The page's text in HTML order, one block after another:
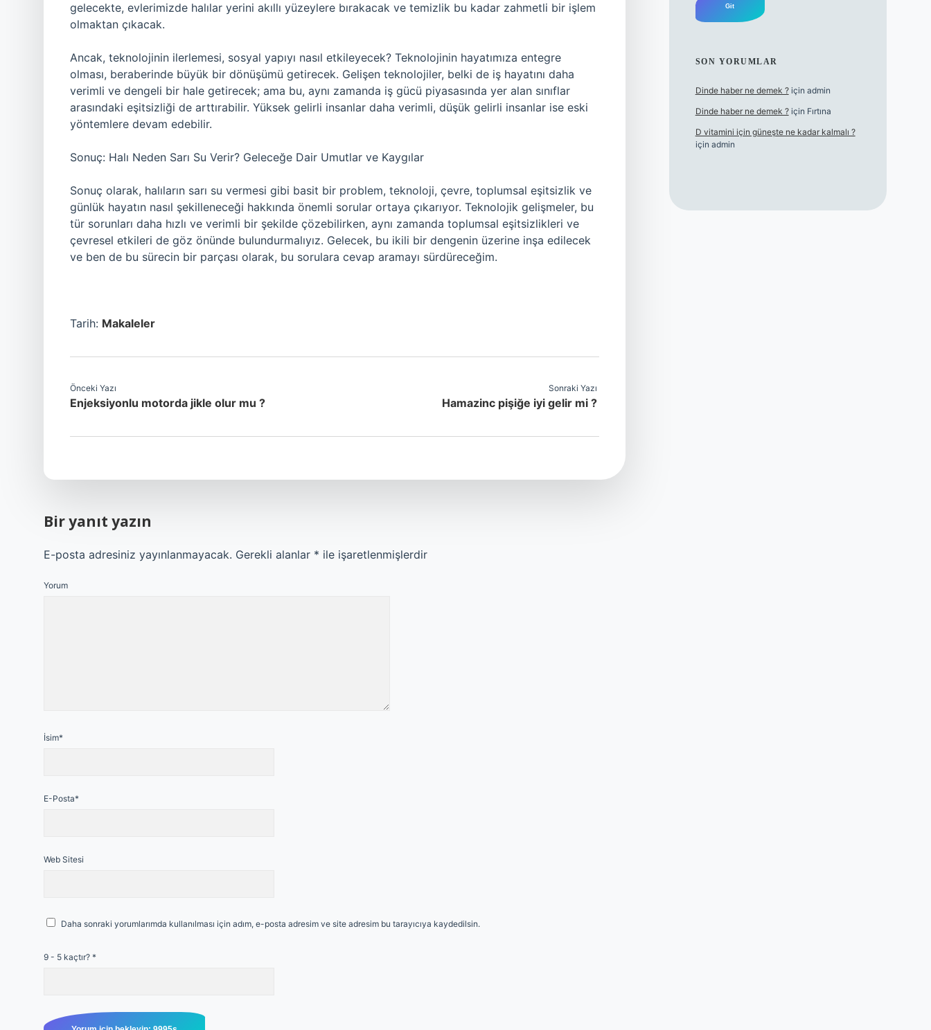
gelecekte, evlerimizde halılar yerini akıllı yüzeylere bırakacak ve temizlik bu kadar zahmetli bir işlem
olmaktan çıkacak.
Ancak, teknolojinin ilerlemesi, sosyal yapıyı nasıl etkileyecek? Teknolojinin hayatımıza entegre
olması, beraberinde büyük bir dönüşümü getirecek. Gelişen teknolojiler, belki de iş hayatını daha
verimli ve dengeli bir hale getirecek; ama bu, aynı zamanda iş gücü piyasasında yer alan sınıflar
arasındaki eşitsizliği de arttırabilir. Yüksek gelirli insanlar daha verimli, düşük gelirli insanlar ise eski
yöntemlere devam edebilir.
Sonuç: Halı Neden Sarı Su Verir? Geleceğe Dair Umutlar ve Kaygılar
Sonuç olarak, halıların sarı su vermesi gibi basit bir problem, teknoloji, çevre, toplumsal eşitsizlik ve
günlük hayatın nasıl şekilleneceği hakkında önemli sorular ortaya çıkarıyor. Teknolojik gelişmeler, bu
tür sorunları daha hızlı ve verimli bir şekilde çözebilirken, aynı zamanda toplumsal eşitsizlikleri ve
çevresel etkileri de göz önünde bulundurmalıyız. Gelecek, bu ikili bir dengenin üzerine inşa edilecek
ve ben de bu sürecin bir parçası olarak, bu sorulara cevap aramayı sürdüreceğim.
Tarih: Makaleler
Önceki Yazı
Enjeksiyonlu motorda jikle olur mu ?
Sonraki Yazı
Hamazinc pişiğe iyi gelir mi ?
Bir yanıt yazın
E-posta adresiniz yayınlanmayacak. Gerekli alanlar * ile işaretlenmişlerdir
Yorum
İsim*
E-Posta*
Web Sitesi
Daha sonraki yorumlarımda kullanılması için adım, e-posta adresim ve site adresim bu tarayıcıya kaydedilsin.
9 - 5 kaçtır? *
SON YORUMLAR
Dinde haber ne demek ?için admin
Dinde haber ne demek ?için Fırtına
D vitamini için güneşte ne kadar kalmalı ?
için admin